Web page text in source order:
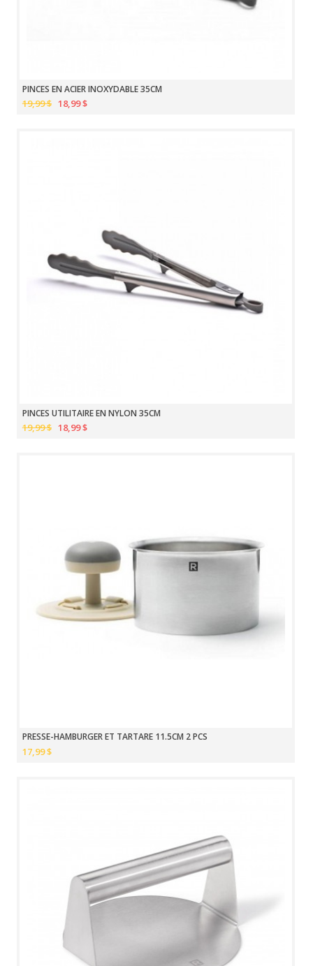
PINCES EN ACIER INOXYDABLE 35CM
19,99 $ 18,99 $
PINCES UTILITAIRE EN NYLON 35CM
19,99 $ 18,99 $
PRESSE-HAMBURGER ET TARTARE 11.5CM 2 PCS
17,99 $